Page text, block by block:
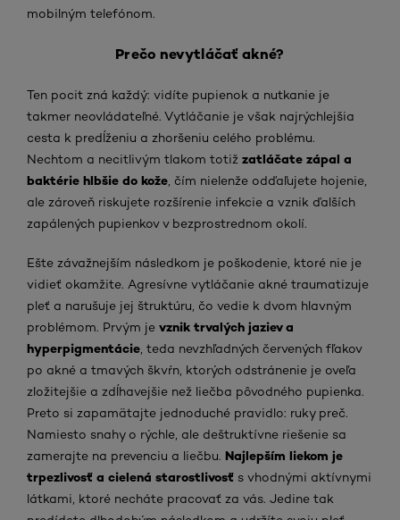
mobilným telefónom.
Prečo nevytláčať akné?
Ten pocit zná každý: vidíte pupienok a nutkanie je
takmer neovládateľné. Vytláčanie je však najrýchlejšia
cesta k predĺženiu a zhoršeniu celého problému.
Nechtom a necitlivým tlakom totiž zatláčate zápal a
baktérie hlbšie do kože , čím nielenže odďaľujete hojenie,
ale zároveň riskujete rozšírenie infekcie a vznik ďalších
zapálených pupienkov v bezprostrednom okolí.
Ešte závažnejším následkom je poškodenie, ktoré nie je
vidieť okamžite. Agresívne vytláčanie akné traumatizuje
pleť a narušuje jej štruktúru, čo vedie k dvom hlavným
problémom. Prvým je vznik trvalých jaziev a
hyperpigmentácie , teda nevzhľadných červených fľakov
po akné a tmavých škvŕn, ktorých odstránenie je oveľa
zložitejšie a zdĺhavejšie než liečba pôvodného pupienka.
Preto si zapamätajte jednoduché pravidlo: ruky preč.
Namiesto snahy o rýchle, ale deštruktívne riešenie sa
zamerajte na prevenciu a liečbu. Najlepším liekom je
trpezlivosť a cielená starostlivosť s vhodnými aktívnymi
látkami, ktoré necháte pracovať za vás. Jedine tak